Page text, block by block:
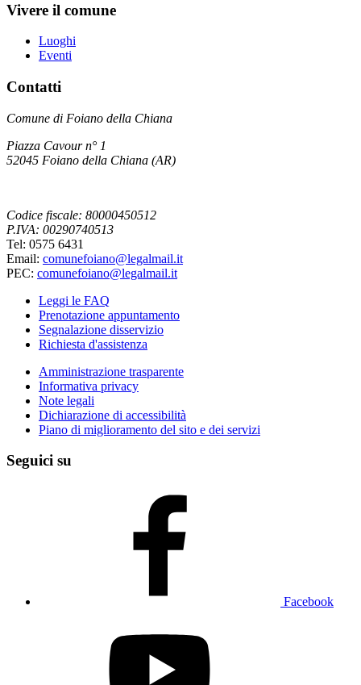
Vivere il comune
Luoghi
Eventi
Contatti
Comune di Foiano della Chiana
Piazza Cavour n° 1
52045 Foiano della Chiana (AR)
Codice fiscale: 80000450512
P.IVA: 00290740513
Tel: 0575 6431
Email: comunefoiano@legalmail.it
PEC: comunefoiano@legalmail.it
Leggi le FAQ
Prenotazione appuntamento
Segnalazione disservizio
Richiesta d'assistenza
Amministrazione trasparente
Informativa privacy
Note legali
Dichiarazione di accessibilità
Piano di miglioramento del sito e dei servizi
Seguici su
Facebook